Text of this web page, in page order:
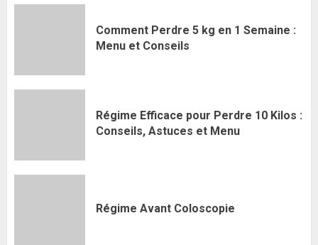
Comment Perdre 5 kg en 1 Semaine :
Menu et Conseils
Régime Efficace pour Perdre 10 Kilos :
Conseils, Astuces et Menu
Régime Avant Coloscopie